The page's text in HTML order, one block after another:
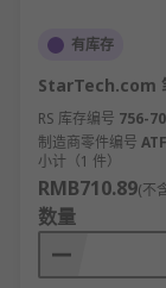
有库存
StarTech.com
RS 库存编号 756-
制造商零件编号
小计（1 件）
RMB710.89(不
数量